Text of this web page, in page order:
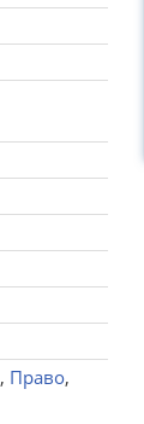
, Право,